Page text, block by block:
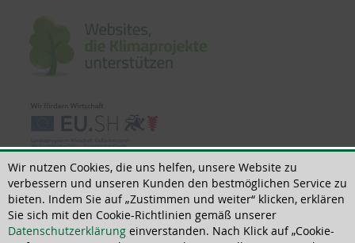
© 2018 - 2026 | All rights reserved | ThoMar OHG, Basedower Weg 10, D-
Wir nutzen Cookies, die uns helfen, unsere Website zu
verbessern und unseren Kunden den bestmöglichen Service zu
bieten. Indem Sie auf „Zustimmen und weiter“ klicken, erklären
Sie sich mit den Cookie-Richtlinien gemäß unserer
Datenschutzerklärung einverstanden. Nach Klick auf „Cookie-